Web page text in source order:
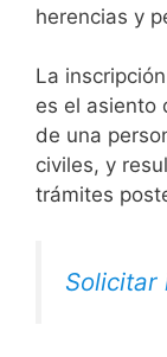
herencias y
La
es el asiento
de una
civiles, y
trámites
Solicitar